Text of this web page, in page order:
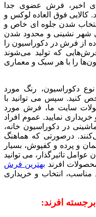
اخیر، فرش عضوی جدا
فوق العاده لوکس و
شدن جلوه ای خاص و
شهر نشینی و محدود شدن
از فرش در دکوراسيون را
که تولید می‌شوند
را با هر سبک و معماری
دکوراسیون، رنگ مورد
کنید. سپس می توانید با
سایت ما، فرش مورد
نمایید. عموم افراد
در دکوراسیون خانه،
درصورتی که هماهنگ
و پرده و کفپوش، بسيار
تاثيرگذار، می توانید
افرند بهترین فرش
مناسب، انتخاب و خریداری